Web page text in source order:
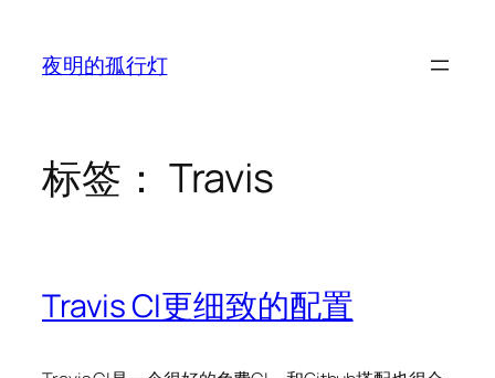
夜明的孤行灯
标签： Travis
Travis CI更细致的配置